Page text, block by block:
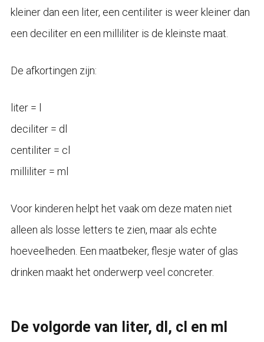
kleiner dan een liter, een centiliter is weer kleiner dan
een deciliter en een milliliter is de kleinste maat.
De afkortingen zijn:
liter = l
deciliter = dl
centiliter = cl
milliliter = ml
Voor kinderen helpt het vaak om deze maten niet
alleen als losse letters te zien, maar als echte
hoeveelheden. Een maatbeker, flesje water of glas
drinken maakt het onderwerp veel concreter.
De volgorde van liter, dl, cl en ml